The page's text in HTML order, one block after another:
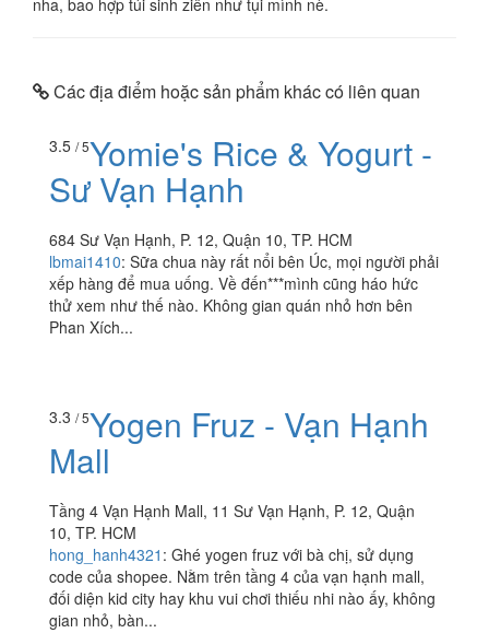
Các địa điểm hoặc sản phẩm khác có liên quan
3.5 / 5Yomie's Rice & Yogurt -
Sư Vạn Hạnh
684 Sư Vạn Hạnh, P. 12, Quận 10, TP. HCM
lbmai1410: Sữa chua này rất nổi bên Úc, mọi người phải
xếp hàng để mua uống. Về đến***mình cũng háo hức
thử xem như thế nào. Không gian quán nhỏ hơn bên
Phan Xích...
3.3 / 5Yogen Fruz - Vạn Hạnh
Mall
Tầng 4 Vạn Hạnh Mall, 11 Sư Vạn Hạnh, P. 12, Quận
10, TP. HCM
hong_hanh4321 : Ghé yogen fruz với bà chị, sử dụng
code của shopee. Nằm trên tầng 4 của vạn hạnh mall,
đối diện kid city hay khu vui chơi thiếu nhi nào ấy, không
gian nhỏ, bàn...